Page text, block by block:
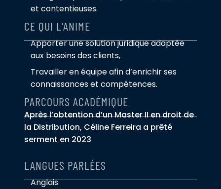
et contentieuses.
CE QUI L'ANIME
Apporter une solution juridique adaptée
aux besoins des clients,
Travailler en équipe afin d’enrichir ses
connaissances et compétences.
PARCOURS ACADÉMIQUE
Après l’obtention d’un Master II en droit de
la Distribution, Céline Ferreira a prêté
serment en 2023
LANGUES PARLÉES
Anglais